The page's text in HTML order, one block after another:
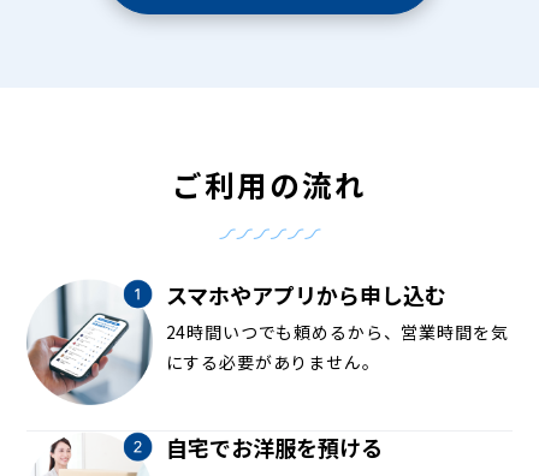
ご利用の流れ
スマホやアプリから申し込む
24時間いつでも頼めるから、営業時間を気
にする必要がありません。
自宅でお洋服を預ける